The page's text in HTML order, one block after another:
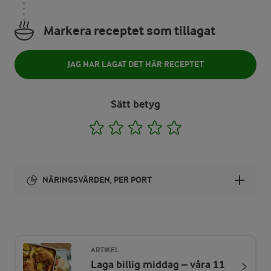
Markera receptet som tillagat
JAG HAR LAGAT DET HÄR RECEPTET
Sätt betyg
1 2 3 4
NÄRINGSVÄRDEN, PER PORT
ARTIKEL
Laga billig middag – våra 11